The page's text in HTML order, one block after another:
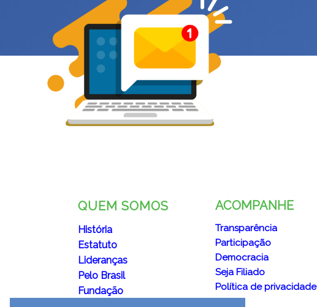
QUEM SOMOS
História
Estatuto
Lideranças
Pelo Brasil
Fundação
ACOMPANHE
Transparência
Participação
Democracia
Seja Filiado
Política de privacidade